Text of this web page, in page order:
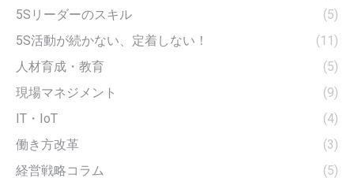
5Sリーダーのスキル
(5)
5S活動が続かない、定着しない！
(11)
人材育成・教育
(5)
現場マネジメント
(9)
IT・IoT
(4)
働き方改革
(3)
経営戦略コラム
(5)